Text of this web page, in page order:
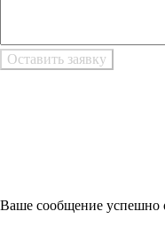
Ваше сообщение успешно